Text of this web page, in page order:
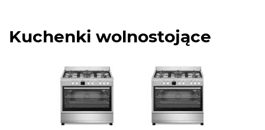
Kuchenki wolnostojące